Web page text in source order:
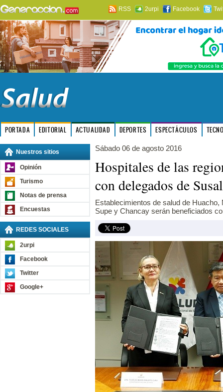
RSS 2urpi Facebook
PORTADA EDITORIAL ACTUALIDAD DEPORTES ESPECTÁCULOS
Nuestros sitios
Opinión
Turismo
Notas de prensa
Encuestas
REDES SOCIALES
2urpi
Facebook
Twitter
Google+
Sábado 06 de agosto 2016
Hospitales de las
con delegados de
Establecimientos de salud de
Supe y Chancay serán beneficiados